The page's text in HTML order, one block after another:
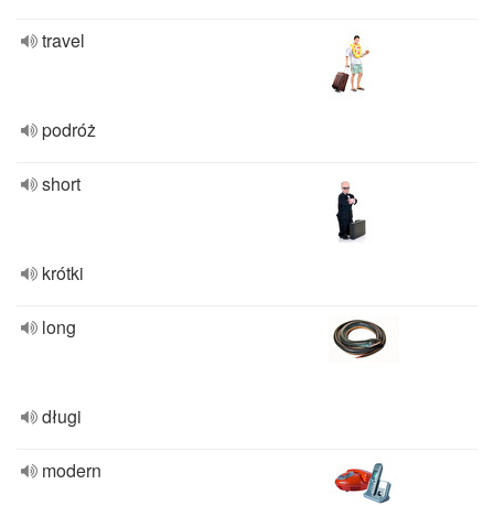
travel
podróż
short
krótki
long
długi
modern